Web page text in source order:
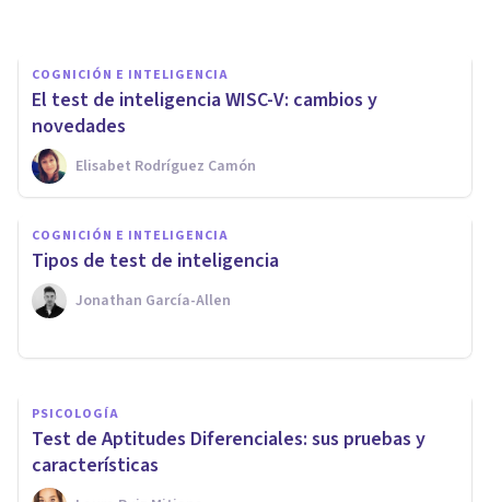
COGNICIÓN E INTELIGENCIA
El test de inteligencia WISC-V: cambios y
novedades
Elisabet Rodríguez Camón
COGNICIÓN E INTELIGENCIA
​Tipos de test de inteligencia
Jonathan García-Allen
¿Cuál es el CI de un
superdotado?
PSICOLOGÍA
Test de Aptitudes Diferenciales: sus pruebas y
características